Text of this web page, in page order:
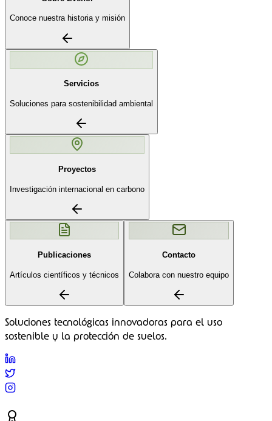
Conoce nuestra historia y misión
Servicios
Soluciones para sostenibilidad ambiental
Proyectos
Investigación internacional en carbono
Publicaciones
Artículos científicos y técnicos
Contacto
Colabora con nuestro equipo
Soluciones tecnológicas innovadoras para el uso
sostenible y la protección de suelos.